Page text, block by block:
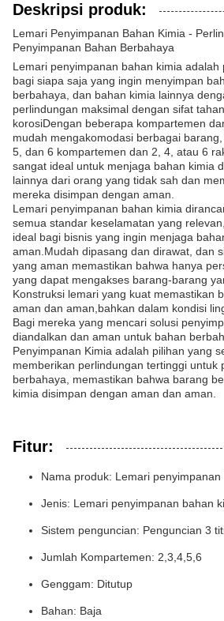
Deskripsi produk:
Lemari Penyimpanan Bahan Kimia -
Penyimpanan Bahan Berbahaya
Lemari penyimpanan bahan kimia adalah
bagi siapa saja yang ingin menyimpan
berbahaya, dan bahan kimia lainnya
perlindungan maksimal dengan sifat
korosiDengan beberapa kompartemen
mudah mengakomodasi berbagai
5, dan 6 kompartemen dan 2, 4, atau 6
sangat ideal untuk menjaga bahan kimia
lainnya dari orang yang tidak sah dan
mereka disimpan dengan aman.
Lemari penyimpanan bahan kimia
semua standar keselamatan yang
ideal bagi bisnis yang ingin menjaga
aman.Mudah dipasang dan dirawat, dan
yang aman memastikan bahwa hanya
yang dapat mengakses barang-barang
Konstruksi lemari yang kuat memastikan
aman dan aman,bahkan dalam kondisi
Bagi mereka yang mencari solusi
diandalkan dan aman untuk bahan
Penyimpanan Kimia adalah pilihan yang
memberikan perlindungan tertinggi untuk
berbahaya, memastikan bahwa barang
kimia disimpan dengan aman dan aman.
Fitur:
Nama produk: Lemari penyimpanan
Jenis: Lemari penyimpanan bahan
Sistem penguncian: Penguncian 3
Jumlah Kompartemen: 2,3,4,5,6
Genggam: Ditutup
Bahan: Baja